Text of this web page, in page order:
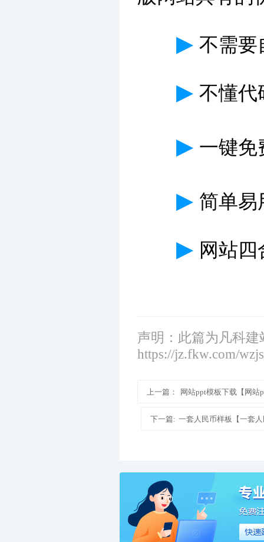
▶ 不需要
▶ 不懂代
▶ 一键免
▶ 简单易
▶ 网站四
声明：此篇为凡科
https://jz.fkw.com/
上一篇： 网站ppt模板下载【网站
下一篇: 一套人民币样板【一套